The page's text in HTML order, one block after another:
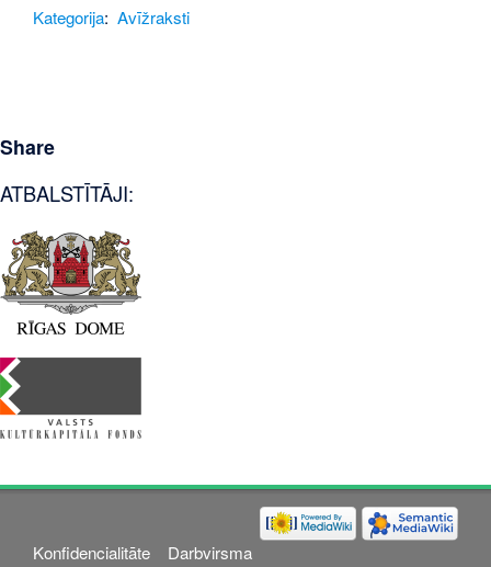
Kategorija: Avīžraksti
Share
ATBALSTĪTĀJI:
Konfidencialitāte Darbvirsma